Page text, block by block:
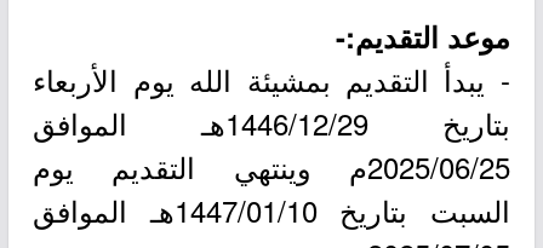
موعد التقديم:-
- يبدأ التقديم بمشيئة الله يوم الأربعاء
بتاريخ 1446/12/29هـ الموافق
2025/06/25م وينتهي التقديم يوم
السبت بتاريخ 1447/01/10هـ الموافق